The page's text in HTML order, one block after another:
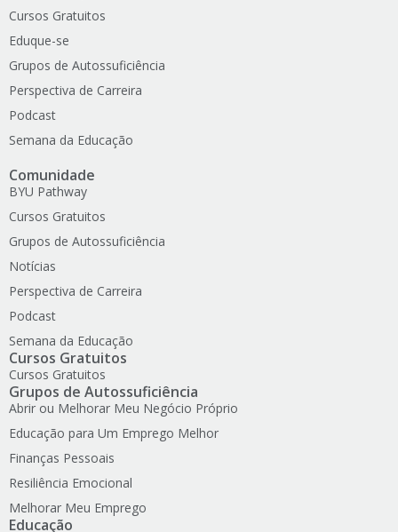
Cursos Gratuitos
Eduque-se
Grupos de Autossuficiência
Perspectiva de Carreira
Podcast
Semana da Educação
Comunidade
BYU Pathway
Cursos Gratuitos
Grupos de Autossuficiência
Notícias
Perspectiva de Carreira
Podcast
Semana da Educação
Cursos Gratuitos
Cursos Gratuitos
Grupos de Autossuficiência
Abrir ou Melhorar Meu Negócio Próprio
Educação para Um Emprego Melhor
Finanças Pessoais
Resiliência Emocional
Melhorar Meu Emprego
Educação